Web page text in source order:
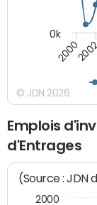
2000
0k
© JDN 2026
Emplois
d'Entrages
(Source : JDN
2000